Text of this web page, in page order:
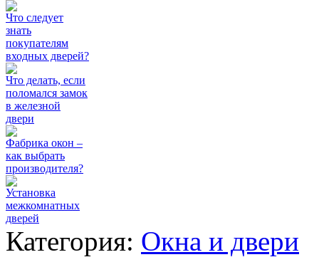
Что следует
знать
покупателям
входных дверей?
Что делать, если
поломался замок
в железной
двери
Фабрика окон –
как выбрать
производителя?
Установка
межкомнатных
дверей
Категория: Окна и двери